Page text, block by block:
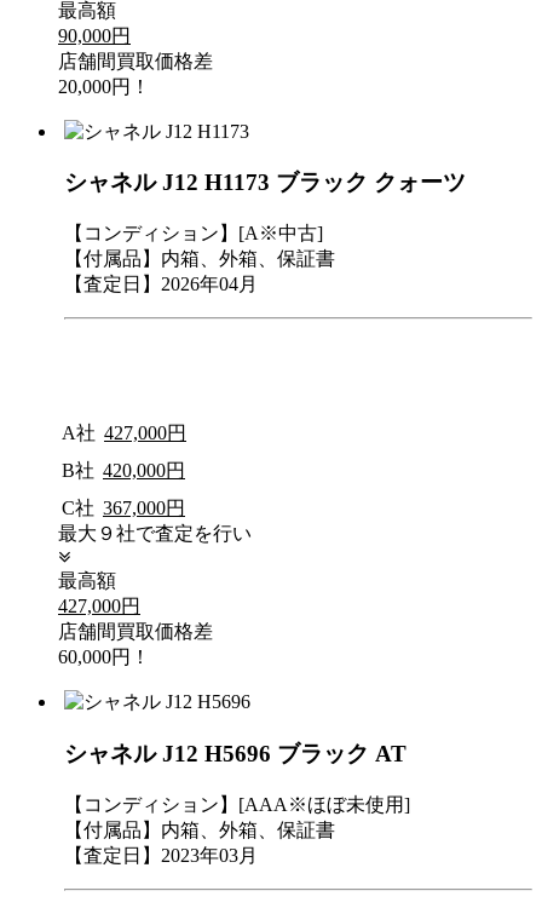
最高額
90,000円
店舗間買取価格差
20,000円！
シャネル J12 H1173 ブラック クォーツ
【コンディション】[A※中古]
【付属品】内箱、外箱、保証書
【査定日】2026年04月
A社 427,000円
B社 420,000円
C社 367,000円
最大９社で査定を行い
最高額
427,000円
店舗間買取価格差
60,000円！
シャネル J12 H5696 ブラック AT
【コンディション】[AAA※ほぼ未使用]
【付属品】内箱、外箱、保証書
【査定日】2023年03月